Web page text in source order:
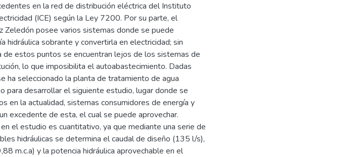
en la red de distribución eléctrica del Instituto
(ICE) según la Ley 7200. Por su parte, el
Zeledón posee varios sistemas donde se puede
hidráulica sobrante y convertirla en electricidad; sin
de estos puntos se encuentran lejos de los sistemas de
lo que imposibilita el autoabastecimiento. Dadas
ha seleccionado la planta de tratamiento de agua
para desarrollar el siguiente estudio, lugar donde se
en la actualidad, sistemas consumidores de energía y
excedente de esta, el cual se puede aprovechar.
el estudio es cuantitativo, ya que mediante una serie de
hidráulicas se determina el caudal de diseño (135 l/s),
m.c.a) y la potencia hidráulica aprovechable en el